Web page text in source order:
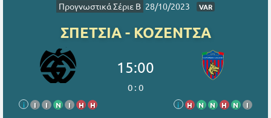
Προγνωστικά Σέριε B 28/10/2023 VAR
ΣΠΕΤΣΙΑ - ΚΟΖΕΝΤΣΑ
i Ι Ι Ν Ι Η Η
15:00
0: 0
i Η Ν Ν Η Ν Ι